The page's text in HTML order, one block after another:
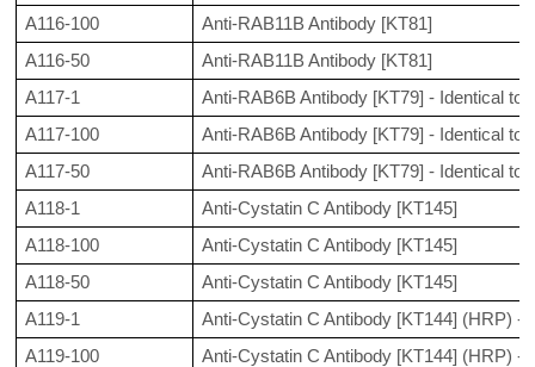
A116-100
Anti-RAB11B Antibody [KT81]
A116-50
Anti-RAB11B Antibody [KT81]
A117-1
Anti-RAB6B Antibody [KT79] - Identical to
A117-100
Anti-RAB6B Antibody [KT79] - Identical to
A117-50
Anti-RAB6B Antibody [KT79] - Identical to
A118-1
Anti-Cystatin C Antibody [KT145]
A118-100
Anti-Cystatin C Antibody [KT145]
A118-50
Anti-Cystatin C Antibody [KT145]
A119-1
Anti-Cystatin C Antibody [KT144] (HRP) -
A119-100
Anti-Cystatin C Antibody [KT144] (HRP) -